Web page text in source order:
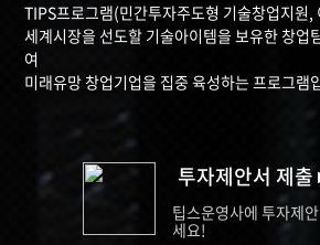
TIPS프로그램(민간투자주도형 기술창업지원,
세계시장을 선도할 기술아이템을 보유한 창업
여
미래유망 창업기업을 집중 육성하는 프로그램
투자제안서 제출
팁스운영사에 투자제
세요!